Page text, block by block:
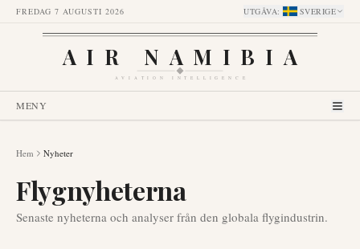
FREDAG 7 AUGUSTI 2026 UTGÅVA: SVERIGE
AIR NAMIBIA
AVIATION INTELLIGENCE
MENY
Hem Nyheter
Flygnyheterna
Senaste nyheterna och analyser från den globala flygindustrin.